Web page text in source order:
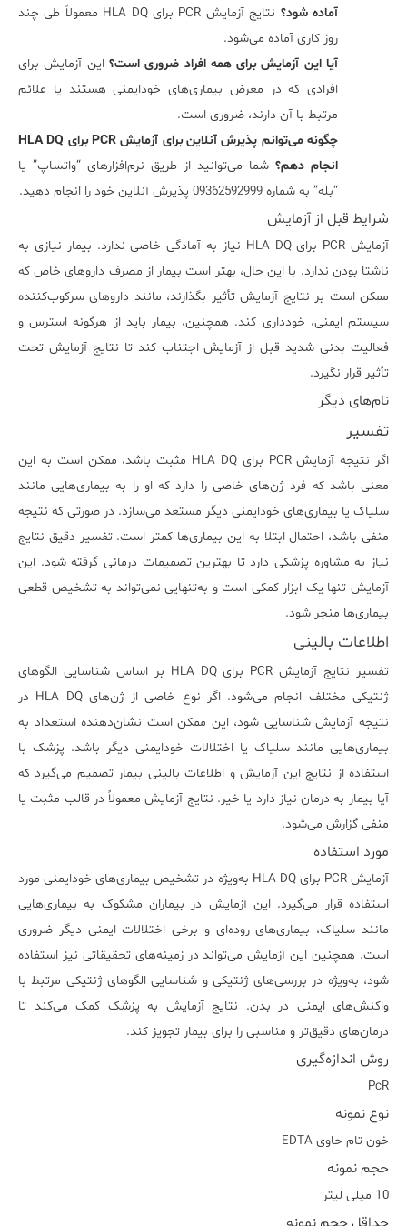
آماده شود؟
نتایج آزمایش PCR برای HLA DQ معمولاً طی چند
روز کاری آماده می‌شود.
آیا این آزمایش برای همه افراد ضروری است؟ این آزمایش برای
افرادی که در معرض بیماری‌های خودایمنی هستند یا علائم
مرتبط با آن دارند، ضروری است.
چگونه می‌توانم پذیرش آنلاین برای آزمایش PCR برای HLA DQ
انجام دهم؟ شما می‌توانید از طریق نرم‌افزارهای “واتساپ” یا
“بله” به شماره 09362592999 پذیرش آنلاین خود را انجام دهید.
شرایط قبل از آزمایش
آزمایش PCR برای HLA DQ نیاز به آمادگی خاصی ندارد. بیمار نیازی به
ناشتا بودن ندارد. با این حال، بهتر است بیمار از مصرف داروهای خاص که
ممکن است بر نتایج آزمایش تأثیر بگذارند، مانند داروهای سرکوب‌کننده
سیستم ایمنی، خودداری کند. همچنین، بیمار باید از هرگونه استرس و
فعالیت بدنی شدید قبل از آزمایش اجتناب کند تا نتایج آزمایش تحت
تأثیر قرار نگیرد.
نام‌های دیگر
تفسیر
اگر نتیجه آزمایش PCR برای HLA DQ مثبت باشد، ممکن است به این
معنی باشد که فرد ژن‌های خاصی را دارد که او را به بیماری‌هایی مانند
سلیاک یا بیماری‌های خودایمنی دیگر مستعد می‌سازد. در صورتی که نتیجه
منفی باشد، احتمال ابتلا به این بیماری‌ها کمتر است. تفسیر دقیق نتایج
نیاز به مشاوره پزشکی دارد تا بهترین تصمیمات درمانی گرفته شود. این
آزمایش تنها یک ابزار کمکی است و به‌تنهایی نمی‌تواند به تشخیص قطعی
بیماری‌ها منجر شود.
اطلاعات بالینی
تفسیر نتایج آزمایش PCR برای HLA DQ بر اساس شناسایی الگوهای
ژنتیکی مختلف انجام می‌شود. اگر نوع خاصی از ژن‌های HLA DQ در
نتیجه آزمایش شناسایی شود، این ممکن است نشان‌دهنده استعداد به
بیماری‌هایی مانند سلیاک یا اختلالات خودایمنی دیگر باشد. پزشک با
استفاده از نتایج این آزمایش و اطلاعات بالینی بیمار تصمیم می‌گیرد که
آیا بیمار به درمان نیاز دارد یا خیر. نتایج آزمایش معمولاً در قالب مثبت یا
منفی گزارش می‌شود.
مورد استفاده
آزمایش PCR برای HLA DQ به‌ویژه در تشخیص بیماری‌های خودایمنی مورد
استفاده قرار می‌گیرد. این آزمایش در بیماران مشکوک به بیماری‌هایی
مانند سلیاک، بیماری‌های روده‌ای و برخی اختلالات ایمنی دیگر ضروری
است. همچنین این آزمایش می‌تواند در زمینه‌های تحقیقاتی نیز استفاده
شود، به‌ویژه در بررسی‌های ژنتیکی و شناسایی الگوهای ژنتیکی مرتبط با
واکنش‌های ایمنی در بدن. نتایج آزمایش به پزشک کمک می‌کند تا
درمان‌های دقیق‌تر و مناسبی را برای بیمار تجویز کند.
روش اندازه‌گیری
PcR
نوع نمونه
خون تام حاوی EDTA
حجم نمونه
10 میلی لیتر